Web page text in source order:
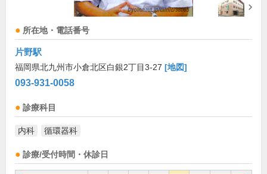
所在地・電話番号
片野駅
福岡県北九州市小倉北区白銀2丁目3-27 [地図]
093-931-0058
診療科目
内科 循環器科
診療/受付時間・休診日